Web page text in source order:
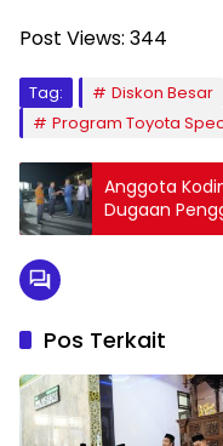
Post Views: 344
Tag: Diskon Besar
Program Toyota
Anggota
Dugaan
Pos Terkait